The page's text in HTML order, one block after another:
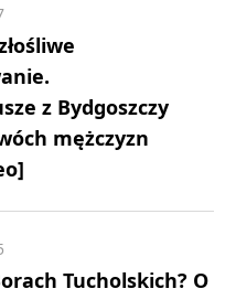
z Bydgoszczy
mężczyzn
Tucholskich? O